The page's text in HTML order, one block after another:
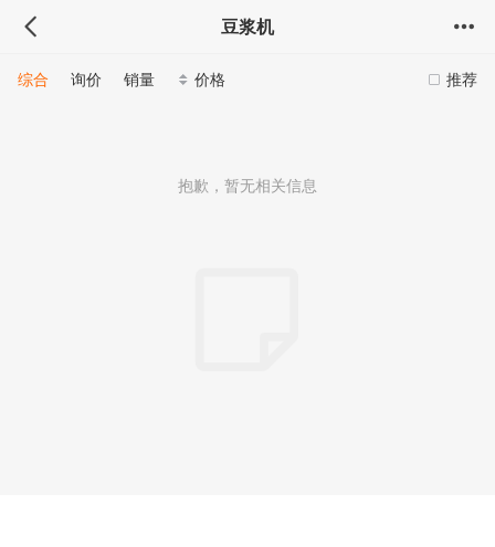
豆浆机
推荐
综合 询价 销量 价格
抱歉，暂无相关信息